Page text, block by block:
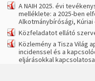
A NAIH 2025. évi
melléklete: a 2025-ben
Alkotmánybírósági,
Közfeladatot ellátó
Közlemény a Tisza Világ
incidenssel és a
eljárásokkal